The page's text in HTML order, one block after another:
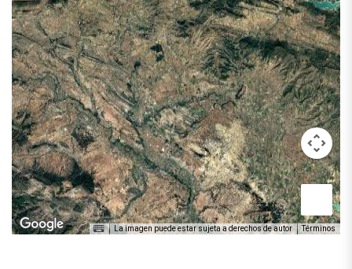
La imagen puede estar sujeta a derechos de autor Términos